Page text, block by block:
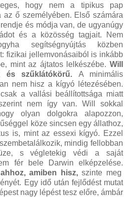
hogy nem a tipikus pap
az ő személyében. Első számára
és módja van, de ugyanúgy
és a közösség tagjait. Nem
segítségnyújtás közben
fizikai jellemvonásaiból is inkább
mint az ájtatos lelkészébe. Will
és szűklátókörű. A minimális
nem hisz a kígyó létezésében.
a vallási beállítottsága miatt
nem így van. Will sokkal
olyan dolgokra alapozzon,
köze sincsen egy állathoz,
is, mint az essexi kígyó. Ezzel
mindig fellobban
s végletekig védi a saját
fér bele Darwin elképzelése.
amiben hisz,szinte meg
Egy idő után fejlődést mutat
nagy lépést tesz előre, ámbár